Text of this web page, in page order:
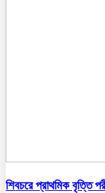
শিবচরে প্রাথমিক বৃত্তি